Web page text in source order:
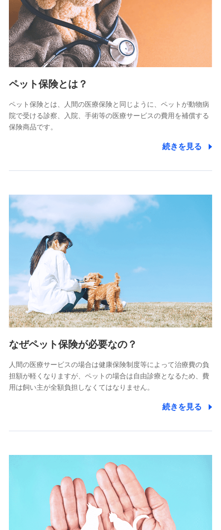
マニュライフ生命保険株式会社
（https://www.manulife.co.jp/）
三井住友海上あいおい生命保険株式会社
（https://www.msa-life.co.jp/）
メットライフ生命株式会社
(https://www.metlife.co.jp/)
（https://www.medicarelife.com/）
■少額短期保険
株式会社アシロ少額短期保険
(https://kailash.co.jp/)
スマートプラス少額短期保険株式会社
（https://www.smartplus-insurance.com/）
チューリッヒ少額短期保険株式会社
(https://www.zurichssi.co.jp/)
Tokio Marine X少額短期保険株式会社
(https://www.tokiomarine-x.co.jp/)
ペットメディカルサポート株式会社
(https://pshoken.co.jp/)
リトルファミリー少額短期保険株式会社
(https://www.littlefamily-ssi.com/)
2.共同募集を行う代理店から受領する個人情報
郵便、電話、およびＥメール等により、当社と取引のあるも
しくは委託を受けている保険会社・提携会社の保険その他に
た維持管理等の委託業務遂行のため、またそれらに付帯、関
連する当社および提携会社のサービスを案内、提供するため
（なお、当社は複数の保険会社と取引があり、取得した個人
情報を取引のある他の保険会社の商品・サービスをご提案す
るために利用させていただくことがあります。）
上記に係る連絡・手続き・管理等付帯業務を行うため
上記に係る連絡・手続き・管理等付帯業務を行うため
4.家族・友達紹介にて取得した個人情報
被紹介者への連絡、及び当社と取引のあるもしくは委託を受
けている保険会社・提携会社の保険その他に関する情報を提
供し、金融商品等の契約を勧奨するため
アンケートやキャンペーン等の実施のため
ペット保険とは？
ペット保険とは、人間の医療保険と同じように、ペットが動物病
院で受ける診察、入院、手術等の医療サービスの費用を補償する
保険商品です。
続きを見る
なぜペット保険が必要なの？
人間の医療サービスの場合は健康保険制度等によって治療費の負
担額が軽くなりますが、ペットの場合は自由診療となるため、費
用は飼い主が全額負担しなくてはなりません。
続きを見る